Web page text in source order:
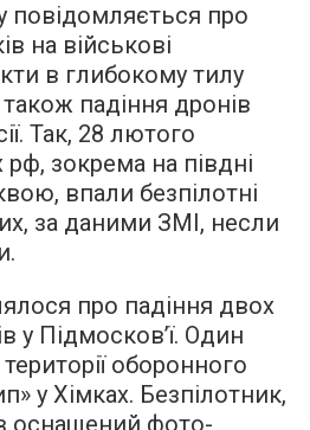
повідомляється про
на військові
в глибокому тилу
також падіння дронів
Так, 28 лютого
рф, зокрема на півдні
впали безпілотні
за даними ЗМІ, несли
про падіння двох
у Підмосков’ї. Один
оборонного
у Хімках. Безпілотник,
оснащений фото-